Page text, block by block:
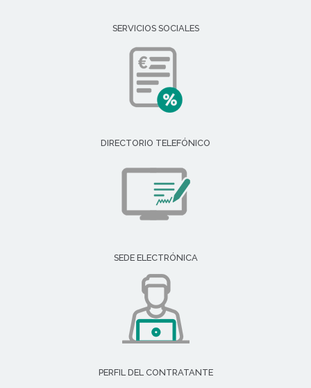
SERVICIOS SOCIALES
DIRECTORIO TELEFÓNICO
SEDE ELECTRÓNICA
PERFIL DEL CONTRATANTE